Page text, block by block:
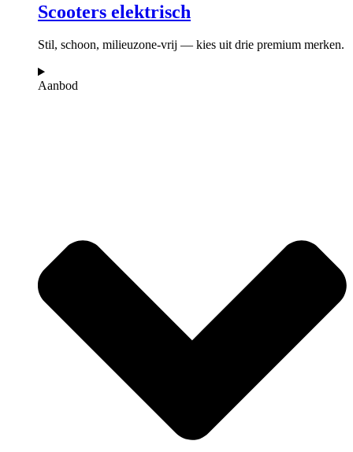
Scooters elektrisch
Stil, schoon, milieuzone-vrij — kies uit drie premium merken.
Aanbod